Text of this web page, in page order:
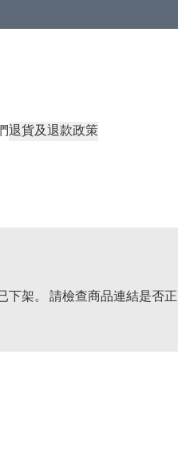
退貨及退款政策
下架。 請檢查商品連結是否正